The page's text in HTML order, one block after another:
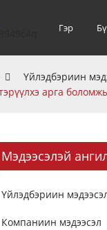
Гэр
Үйлэдбэриин
арга
Мэдээсэлэй
Үйлэдбэриин
Компаниин мэдээсэл